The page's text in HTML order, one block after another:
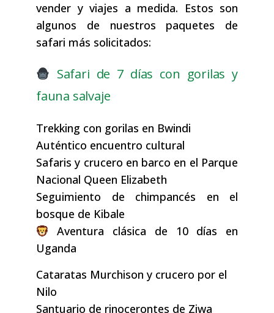
vender y viajes a medida. Estos son
algunos de nuestros paquetes de
safari más solicitados:
Safari de 7 días con gorilas y
fauna salvaje
Trekking con gorilas en Bwindi
Auténtico encuentro cultural
Safaris y crucero en barco en el Parque
Nacional Queen Elizabeth
Seguimiento de chimpancés en el
bosque de Kibale
Aventura clásica de 10 días en
Uganda
Cataratas Murchison y crucero por el
Nilo
Santuario de rinocerontes de Ziwa